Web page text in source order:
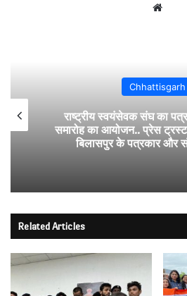
Chhattisgarh
राष्ट्रीय स्वयंसेवक संघ का
समारोह का आयोजन.. प्रेस
बिलासपुर के पत्रकार और
Related Articles